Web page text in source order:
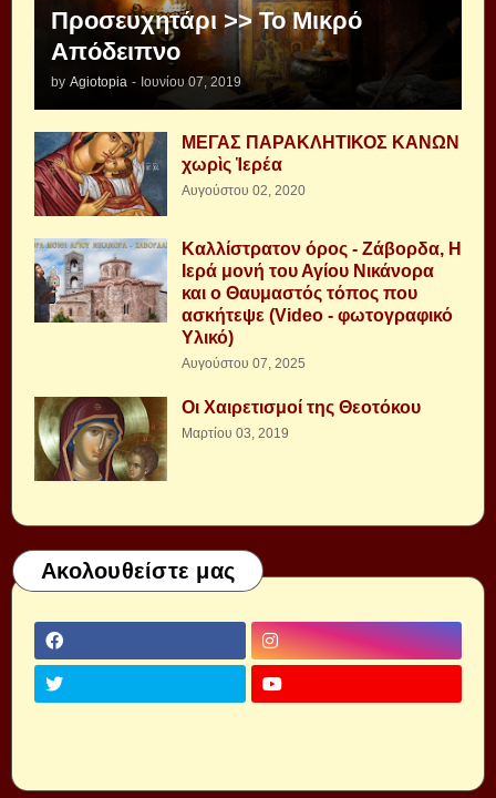
Προσευχητάρι >> Το Μικρό
Απόδειπνο
by Agiotopia - Ιουνίου 07, 2019
ΜΕΓΑΣ ΠΑΡΑΚΛΗΤΙΚΟΣ ΚΑΝΩΝ
χωρὶς Ἱερέα
Αυγούστου 02, 2020
Καλλίστρατον όρος - Ζάβορδα, Η
Ιερά μονή του Αγίου Νικάνορα
και ο Θαυμαστός τόπος που
ασκήτεψε (Video - φωτογραφικό
Υλικό)
Αυγούστου 07, 2025
Οι Χαιρετισμοί της Θεοτόκου
Μαρτίου 03, 2019
Ακολουθείστε μας